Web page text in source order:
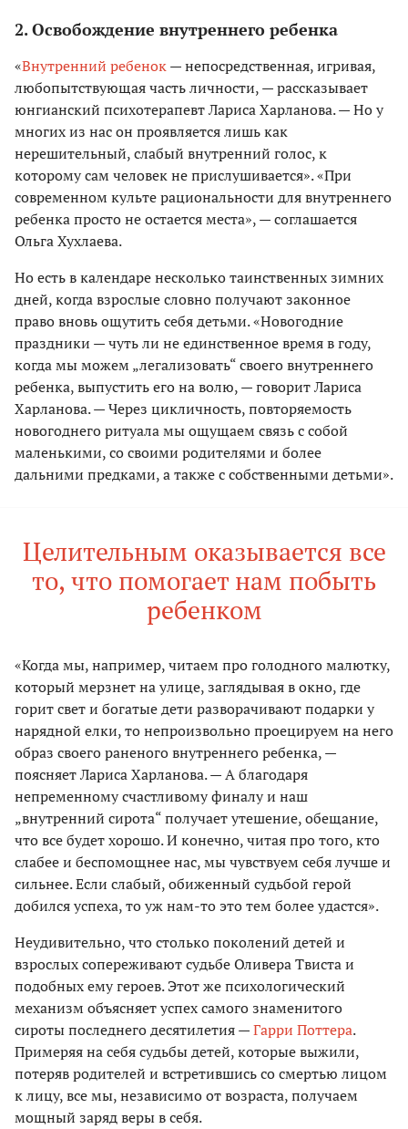
2. Освобождение внутреннего ребенка
«Внутренний ребенок— непосредственная, игривая,
любопытствующая часть личности, — рассказывает
юнгианский психотерапевт Лариса Харланова. — Но у
многих из нас он проявляется лишь как
нерешительный, слабый внутренний голос, к
которому сам человек не прислушивается». «При
современном культе рациональности для внутреннего
ребенка просто не остается места», — соглашается
Ольга Хухлаева.
Но есть в календаре несколько таинственных зимних
дней, когда взрослые словно получают законное
право вновь ощутить себя детьми. «Новогодние
праздники — чуть ли не единственное время в году,
когда мы можем „легализовать“ своего внутреннего
ребенка, выпустить его на волю, — говорит Лариса
Харланова. — Через цикличность, повторяемость
новогоднего ритуала мы ощущаем связь с собой
маленькими, со своими родителями и более
дальними предками, а также с собственными детьми».
Целительным оказывается все
то, что помогает нам побыть
ребенком
«Когда мы, например, читаем про голодного малютку,
который мерзнет на улице, заглядывая в окно, где
горит свет и богатые дети разворачивают подарки у
нарядной елки, то непроизвольно проецируем на него
образ своего раненого внутреннего ребенка, —
поясняет Лариса Харланова. — А благодаря
непременному счастливому финалу и наш
„внутренний сирота“ получает утешение, обещание,
что все будет хорошо. И конечно, читая про того, кто
слабее и беспомощнее нас, мы чувствуем себя лучше и
сильнее. Если слабый, обиженный судьбой герой
добился успеха, то уж нам-то это тем более удастся».
Неудивительно, что столько поколений детей и
взрослых сопереживают судьбе Оливера Твиста и
подобных ему героев. Этот же психологический
механизм объясняет успех самого знаменитого
сироты последнего десятилетия —Гарри Поттера.
Примеряя на себя судьбы детей, которые выжили,
потеряв родителей и встретившись со смертью лицом
к лицу, все мы, независимо от возраста, получаем
мощный заряд веры в себя.